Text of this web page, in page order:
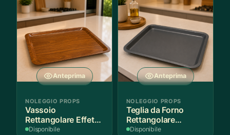
Anteprima
NOLEGGIO PROPS
Vassoio
Rettangolare Effetto
Legno
Disponibile
Anteprima
NOLEGGIO PROPS
Teglia da Forno
Rettangolare
Antiaderente
Disponibile